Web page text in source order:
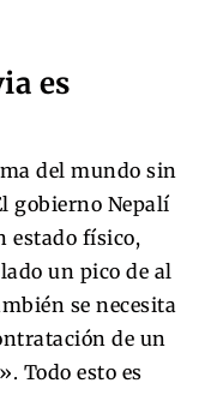
es
del mundo sin
gobierno Nepalí
estado físico,
un pico de al
se necesita
de un
Todo esto es